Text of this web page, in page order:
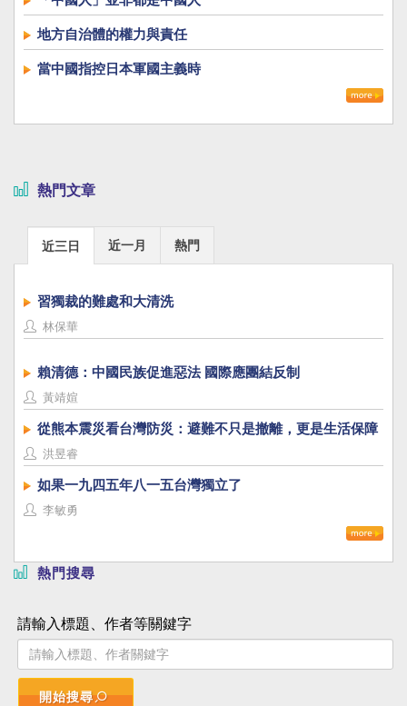
地方自治體的權力與責任
當中國指控日本軍國主義時
熱門文章
近三日 近一月 熱門
習獨裁的難處和大清洗
林保華
賴清德：中國民族促進惡法 國際應團結反制
黃靖媗
從熊本震災看台灣防災：避難不只是撤離，更是生活保障
洪昱睿
如果一九四五年八一五台灣獨立了
李敏勇
熱門搜尋
請輸入標題、作者等關鍵字
開始搜尋